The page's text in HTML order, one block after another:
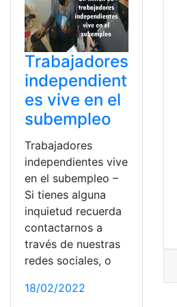
Trabajadores
independient
es vive en el
subempleo
Trabajadores
independientes vive
en el subempleo –
Si tienes alguna
inquietud recuerda
contactarnos a
través de nuestras
redes sociales, o
18/02/2022